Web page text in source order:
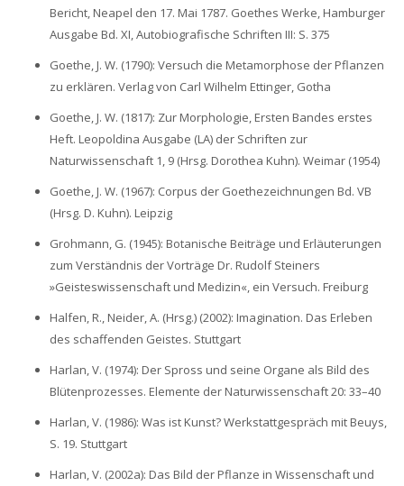
Bericht, Neapel den 17. Mai 1787. Goethes Werke, Hamburger
Ausgabe Bd. XI, Autobiografische Schriften III: S. 375
Goethe, J. W. (1790): Versuch die Metamorphose der Pflanzen
zu erklären. Verlag von Carl Wilhelm Ettinger, Gotha
Goethe, J. W. (1817): Zur Morphologie, Ersten Bandes erstes
Heft. Leopoldina Ausgabe (LA) der Schriften zur
Naturwissenschaft 1, 9 (Hrsg. Dorothea Kuhn). Weimar (1954)
Goethe, J. W. (1967): Corpus der Goethezeichnungen Bd. VB
(Hrsg. D. Kuhn). Leipzig
Grohmann, G. (1945): Botanische Beiträge und Erläuterungen
zum Verständnis der Vorträge Dr. Rudolf Steiners
»Geisteswissenschaft und Medizin«, ein Versuch. Freiburg
Halfen, R., Neider, A. (Hrsg.) (2002): Imagination. Das Erleben
des schaffenden Geistes. Stuttgart
Harlan, V. (1974): Der Spross und seine Organe als Bild des
Blütenprozesses. Elemente der Naturwissenschaft 20: 33–40
Harlan, V. (1986): Was ist Kunst? Werkstattgespräch mit Beuys,
S. 19. Stuttgart
Harlan, V. (2002a): Das Bild der Pflanze in Wissenschaft und